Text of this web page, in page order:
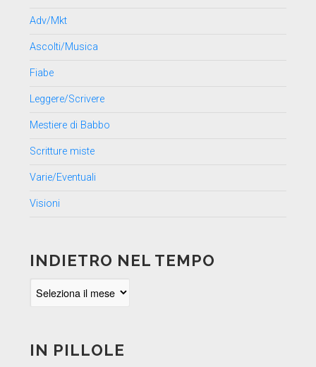
Adv/Mkt
Ascolti/Musica
Fiabe
Leggere/Scrivere
Mestiere di Babbo
Scritture miste
Varie/Eventuali
Visioni
INDIETRO NEL TEMPO
IN PILLOLE